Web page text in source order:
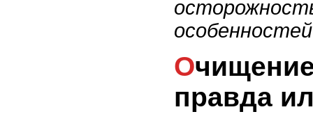
Очищение организма и диета:
правда